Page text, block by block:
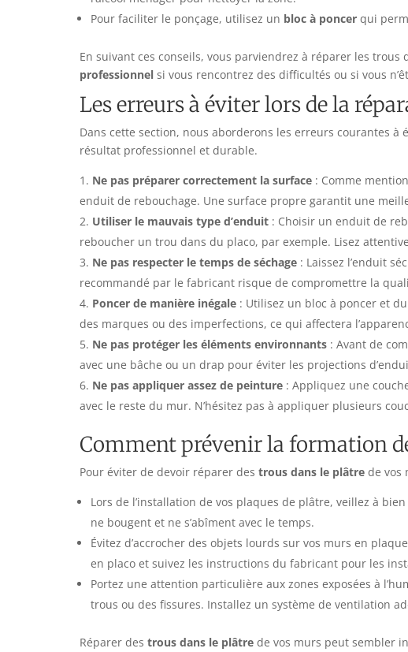
Pour faciliter le ponçage, utilisez un bloc à poncerqui
En suivant ces conseils, vous parviendrez à réparer les
professionnelsi vous rencontrez des difficultés ou si vous
Les erreurs à éviter lors de la
Dans cette section, nous aborderons les erreurs courantes à
résultat professionnel et durable.
Ne pas préparer correctement la surface: Comme
enduit de rebouchage. Une surface propre garantit une
Utiliser le mauvais type d’enduit: Choisir un enduit de
reboucher un trou dans du placo, par exemple. Lisez
Ne pas respecter le temps de séchage: Laissez l’enduit
recommandé par le fabricant risque de compromettre la
Poncer de manière inégale: Utilisez un bloc à poncer et
des marques ou des imperfections, ce qui affectera
Ne pas protéger les éléments environnants: Avant de
avec une bâche ou un drap pour éviter les projections
Ne pas appliquer assez de peinture: Appliquez une
avec le reste du mur. N’hésitez pas à appliquer plusieurs
Comment prévenir la formation
Pour éviter de devoir réparer des trous dans le plâtrede vos
Lors de l’installation de vos plaques de plâtre, veillez à
ne bougent et ne s’abîment avec le temps.
Évitez d’accrocher des objets lourds sur vos murs en
en placo et suivez les instructions du fabricant pour les
Portez une attention particulière aux zones exposées à
trous ou des fissures. Installez un système de ventilation
Réparer des trous dans le plâtrede vos murs peut sembler